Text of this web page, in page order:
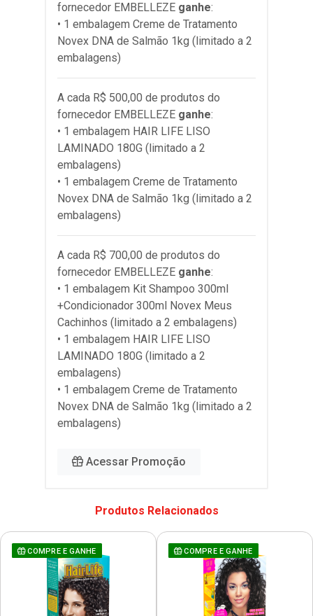
fornecedor EMBELLEZE ganhe:
• 1 embalagem Creme de Tratamento
Novex DNA de Salmão 1kg (limitado a 2
embalagens)
A cada R$ 500,00 de produtos do
fornecedor EMBELLEZE ganhe:
• 1 embalagem HAIR LIFE LISO
LAMINADO 180G (limitado a 2
embalagens)
• 1 embalagem Creme de Tratamento
Novex DNA de Salmão 1kg (limitado a 2
embalagens)
A cada R$ 700,00 de produtos do
fornecedor EMBELLEZE ganhe:
• 1 embalagem Kit Shampoo 300ml
+Condicionador 300ml Novex Meus
Cachinhos (limitado a 2 embalagens)
• 1 embalagem HAIR LIFE LISO
LAMINADO 180G (limitado a 2
embalagens)
• 1 embalagem Creme de Tratamento
Novex DNA de Salmão 1kg (limitado a 2
embalagens)
Acessar Promoção
Produtos Relacionados
COMPRE E GANHE COMPRE E GANHE